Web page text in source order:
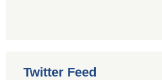
Twitter Feed